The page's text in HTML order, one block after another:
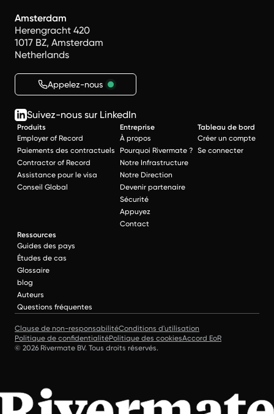
Amsterdam
Herengracht 420
1017 BZ, Amsterdam
Netherlands
Appelez-nous
Suivez-nous sur LinkedIn
Produits
Employer of Record
Paiements des contractuels
Contractor of Record
Assistance pour le visa
Conseil Global
Entreprise
À propos
Pourquoi Rivermate ?
Notre Infrastructure
Notre Direction
Devenir partenaire
Sécurité
Appuyez
Contact
Tableau de bord
Créer un compte
Se connecter
Ressources
Guides des pays
Études de cas
Glossaire
blog
Auteurs
Questions fréquentes
Clause de non-responsabilitéConditions d'utilisation
Politique de confidentialitéPolitique des cookiesAccord EoR
© 2026 Rivermate BV. Tous droits réservés.